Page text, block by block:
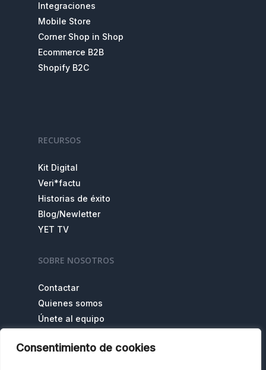
Consentimiento de cookies
Integraciones
Mobile Store
Corner Shop in Shop
Ecommerce B2B
Shopify B2C
RECURSOS
Kit Digital
Veri*factu
Historias de éxito
Blog/Newletter
YET TV
SOBRE NOSOTROS
Contactar
Quienes somos
Únete al equipo